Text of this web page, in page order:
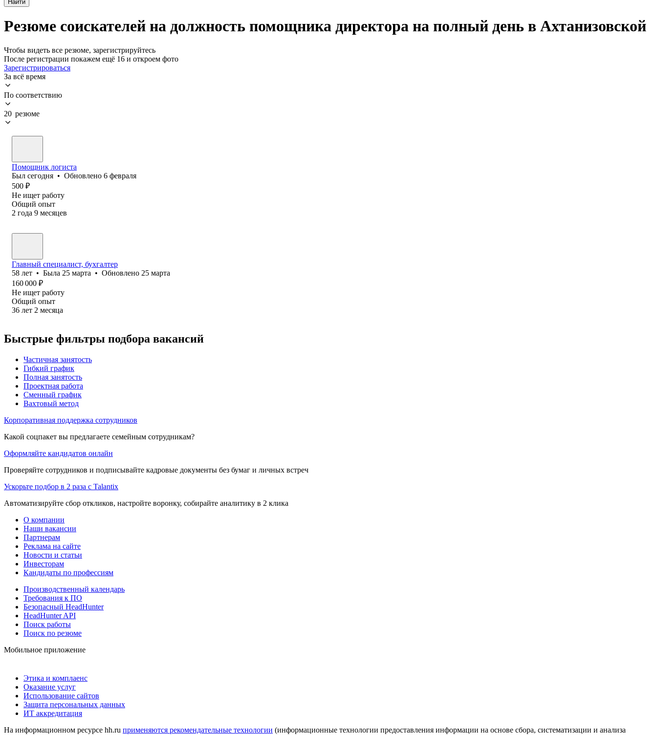
Найти
Резюме соискателей на должность помощника директора на полный день в Ахтанизовской
Чтобы видеть все резюме, зарегистрируйтесь
После регистрации покажем ещё 16 и откроем фото
Зарегистрироваться
За всё время
По соответствию
20 резюме
Помощник логиста
Был сегодня • Обновлено 6 февраля
500 ₽
Не ищет работу
Общий опыт
2 года 9 месяцев
Главный специалист, бухгалтер
58 лет • Была 25 марта • Обновлено 25 марта
160 000 ₽
Не ищет работу
Общий опыт
36 лет 2 месяца
Быстрые фильтры подбора вакансий
Частичная занятость
Гибкий график
Полная занятость
Проектная работа
Сменный график
Вахтовый метод
Корпоративная поддержка сотрудников
Какой соцпакет вы предлагаете семейным сотрудникам?
Оформляйте кандидатов онлайн
Проверяйте сотрудников и подписывайте кадровые документы без бумаг и личных встреч
Ускорьте подбор в 2 раза с Talantix
Автоматизируйте сбор откликов, настройте воронку, собирайте аналитику в 2 клика
О компании
Наши вакансии
Партнерам
Реклама на сайте
Новости и статьи
Инвесторам
Кандидаты по профессиям
Производственный календарь
Требования к ПО
Безопасный HeadHunter
HeadHunter API
Поиск работы
Поиск по резюме
Мобильное приложение
Этика и комплаенс
Оказание услуг
Использование сайтов
Защита персональных данных
ИТ аккредитация
На информационном ресурсе hh.ru применяются рекомендательные технологии (информационные технологии предоставления информации на основе сбора, систематизации и анализа